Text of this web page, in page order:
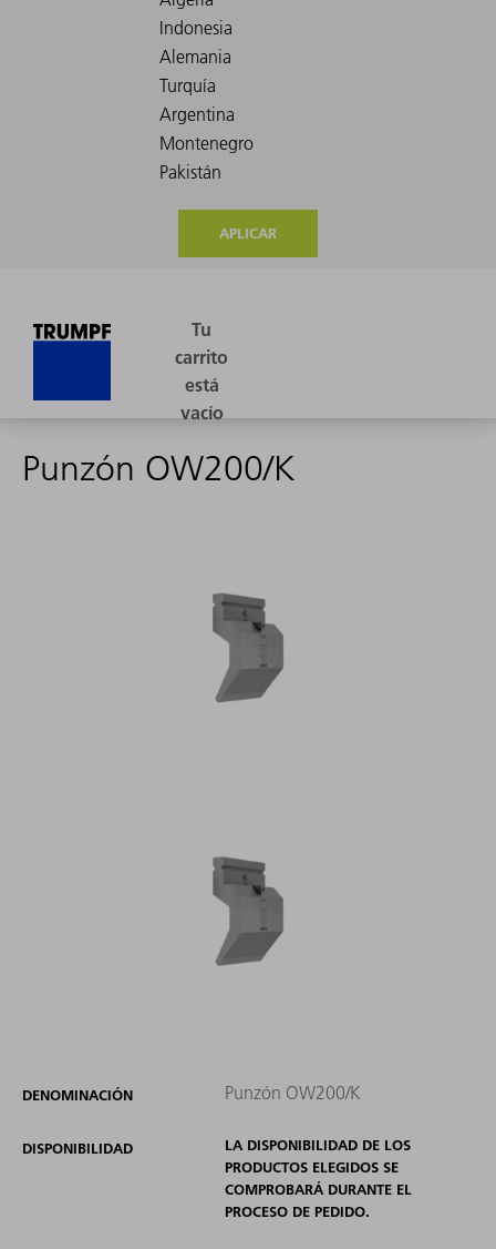
APLICAR
Punzón OW200/K
DENOMINACIÓN Punzón OW200/K
DISPONIBILIDAD
LA DISPONIBILIDAD DE LOS
PRODUCTOS ELEGIDOS SE
COMPROBARÁ DURANTE EL
PROCESO DE PEDIDO.